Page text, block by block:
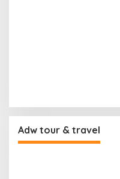
Adw tour & travel